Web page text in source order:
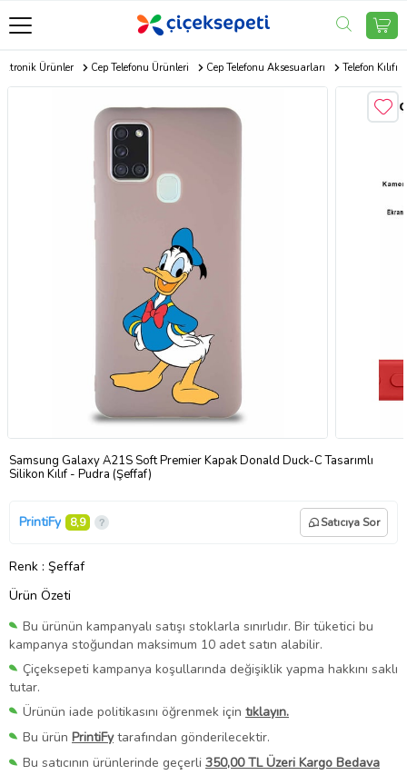
Ürünler Cep Telefonu Ürünleri Cep Telefonu Aksesuarları Telefon Kılıfı
Samsung Galaxy A21S Soft Premier Kapak Donald Duck-C Tasarımlı
Silikon Kılıf - Pudra (Şeffaf)
PrintiFy 8,9 Satıcıya Sor
Renk : Şeffaf
Ürün Özeti
Bu ürünün kampanyalı satışı stoklarla sınırlıdır. Bir tüketici bu
kampanya stoğundan maksimum 10 adet satın alabilir.
Çiçeksepeti kampanya koşullarında değişiklik yapma hakkını saklı
tutar.
Ürünün iade politikasını öğrenmek için tıklayın.
Bu ürün PrintiFytarafından gönderilecektir.
Bu satıcının ürünlerinde geçerli 350,00 TL Üzeri Kargo Bedava